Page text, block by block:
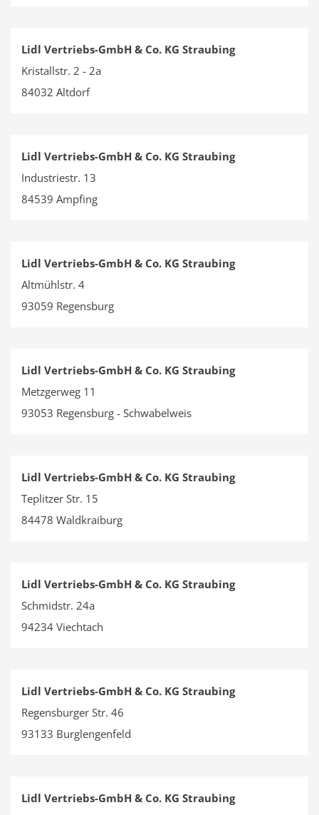
Lidl Vertriebs-GmbH & Co. KG Straubing
Kristallstr. 2 - 2a
84032 Altdorf
Lidl Vertriebs-GmbH & Co. KG Straubing
Industriestr. 13
84539 Ampfing
Lidl Vertriebs-GmbH & Co. KG Straubing
Altmühlstr. 4
93059 Regensburg
Lidl Vertriebs-GmbH & Co. KG Straubing
Metzgerweg 11
93053 Regensburg - Schwabelweis
Lidl Vertriebs-GmbH & Co. KG Straubing
Teplitzer Str. 15
84478 Waldkraiburg
Lidl Vertriebs-GmbH & Co. KG Straubing
Schmidstr. 24a
94234 Viechtach
Lidl Vertriebs-GmbH & Co. KG Straubing
Regensburger Str. 46
93133 Burglengenfeld
Lidl Vertriebs-GmbH & Co. KG Straubing